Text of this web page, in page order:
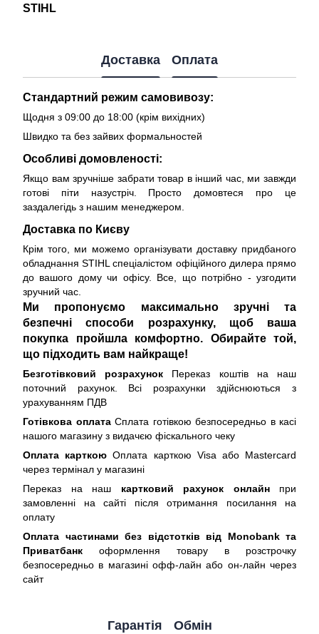
STIHL
Доставка Оплата
Стандартний режим самовивозу:
Щодня з 09:00 до 18:00 (крім вихідних)
Швидко та без зайвих формальностей
Особливі домовленості:
Якщо вам зручніше забрати товар в інший час, ми завжди
готові піти назустріч. Просто домовтеся про це
заздалегідь з нашим менеджером.
Доставка по Києву
Крім того, ми можемо організувати доставку придбаного
обладнання STIHL спеціалістом офіційного дилера прямо
до вашого дому чи офісу. Все, що потрібно - узгодити
зручний час.
Ми пропонуємо максимально зручні та
безпечні способи розрахунку, щоб ваша
покупка пройшла комфортно. Обирайте той,
що підходить вам найкраще!
Безготівковий розрахунок Переказ коштів на наш
поточний рахунок. Всі розрахунки здійснюються з
урахуванням ПДВ
Готівкова оплатаСплата готівкою безпосередньо в касі
нашого магазину з видачєю фіскального чеку
Оплата карткою Оплата карткою Visa або Mastercard
через термінал у магазині
Переказ на наш картковий рахунок онлайнпри
замовленні на сайті після отримання посилання на
оплату
Оплата частинами без відстотків від Monobank та
Приватбанк оформлення товару в розстрочку
безпосередньо в магазині офф-лайн або он-лайн через
сайт
Гарантія Обмін